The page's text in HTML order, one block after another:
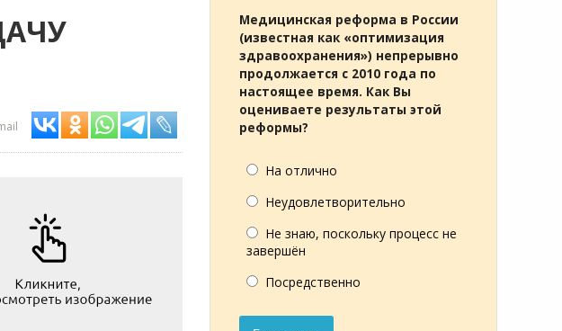
Медицинская реформа в России
(известная как «оптимизация
здравоохранения») непрерывно
продолжается с 2010 года по
настоящее время. Как Вы
оцениваете результаты этой
реформы?
На отлично
Неудовлетворительно
Не знаю, поскольку процесс не
завершён
Посредственно